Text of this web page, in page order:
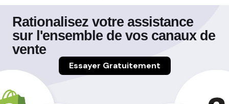
Rationalisez votre assistance
sur l'ensemble de vos canaux de
vente
Essayer Gratuitement